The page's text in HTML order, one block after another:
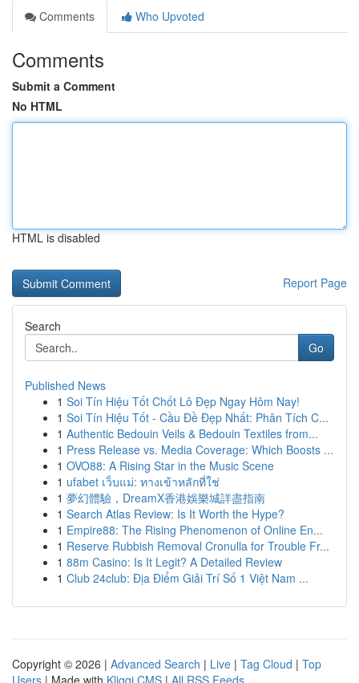
Comments
Who Upvoted
Comments
Submit a Comment
No HTML
HTML is disabled
Report Page
Search
Go
Published News
1 Soi Tín Hiệu Tốt Chốt Lô Đẹp Ngay Hôm Nay!
1 Soi Tín Hiệu Tốt - Cầu Đề Đẹp Nhất: Phân Tích C...
1 Authentic Bedouin Veils & Bedouin Textiles from...
1 Press Release vs. Media Coverage: Which Boosts ...
1 OVO88: A Rising Star in the Music Scene
1 ufabet เว็บแม่: ทางเข้าหลักที่ใช่
1 夢幻體驗，DreamX香港娛樂城詳盡指南
1 Search Atlas Review: Is It Worth the Hype?
1 Empire88: The Rising Phenomenon of Online En...
1 Reserve Rubbish Removal Cronulla for Trouble Fr...
1 88m Casino: Is It Legit? A Detailed Review
1 Club 24club: Địa Điểm Giải Trí Số 1 Việt Nam ...
Copyright © 2026 | Advanced Search | Live | Tag Cloud | Top
Users | Made with Kliqqi CMS | All RSS Feeds